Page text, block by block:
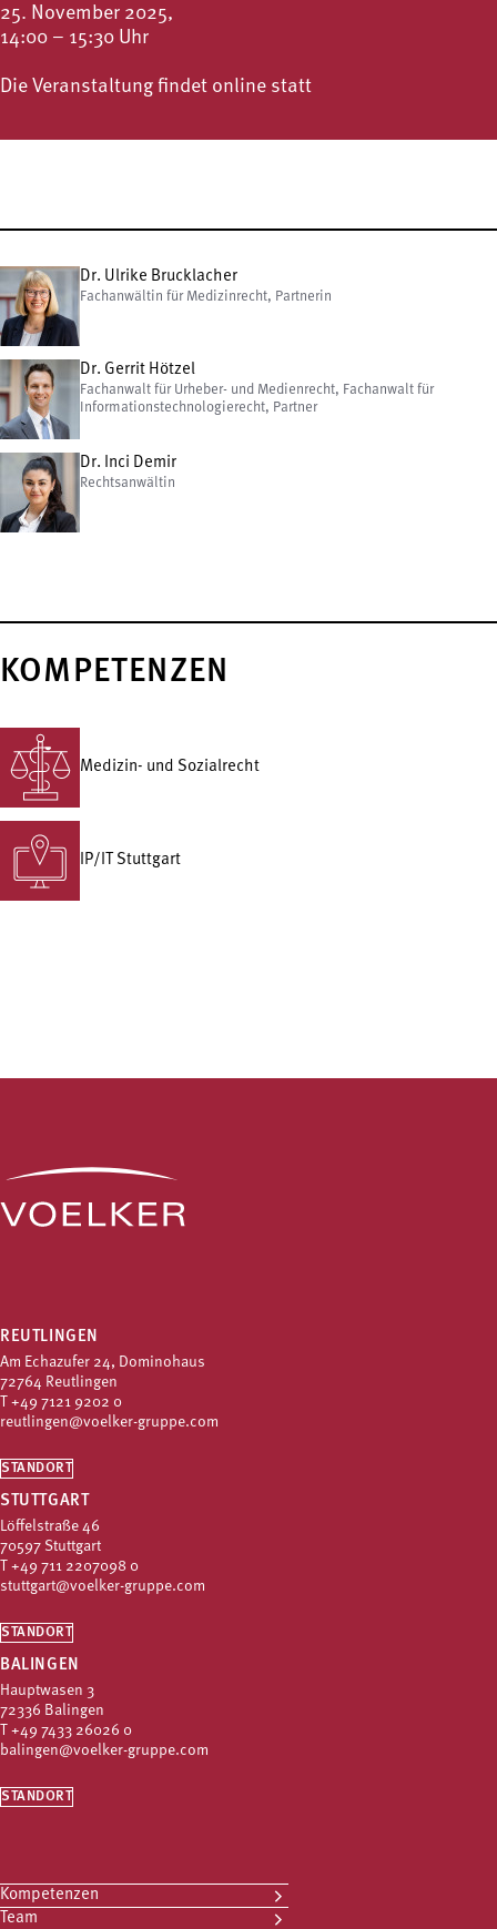
25. November 2025,
14:00 – 15:30 Uhr
Die Veranstaltung findet online statt
Dr. Ulrike Brucklacher
Fachanwältin für Medizinrecht, Partnerin
Dr. Gerrit Hötzel
Fachanwalt für Urheber- und Medienrecht, Fachanwalt für
Informationstechnologierecht, Partner
Dr. Inci Demir
Rechtsanwältin
KOMPETENZEN
Medizin- und Sozialrecht
IP/IT Stuttgart
REUTLINGEN
Am Echazufer 24, Dominohaus
72764 Reutlingen
T +49 7121 9202 0
reutlingen@voelker-gruppe.com
STANDORT
STUTTGART
Löffelstraße 46
70597 Stuttgart
T +49 711 2207098 0
stuttgart@voelker-gruppe.com
STANDORT
BALINGEN
Hauptwasen 3
72336 Balingen
T +49 7433 26026 0
balingen@voelker-gruppe.com
STANDORT
Kompetenzen
Team